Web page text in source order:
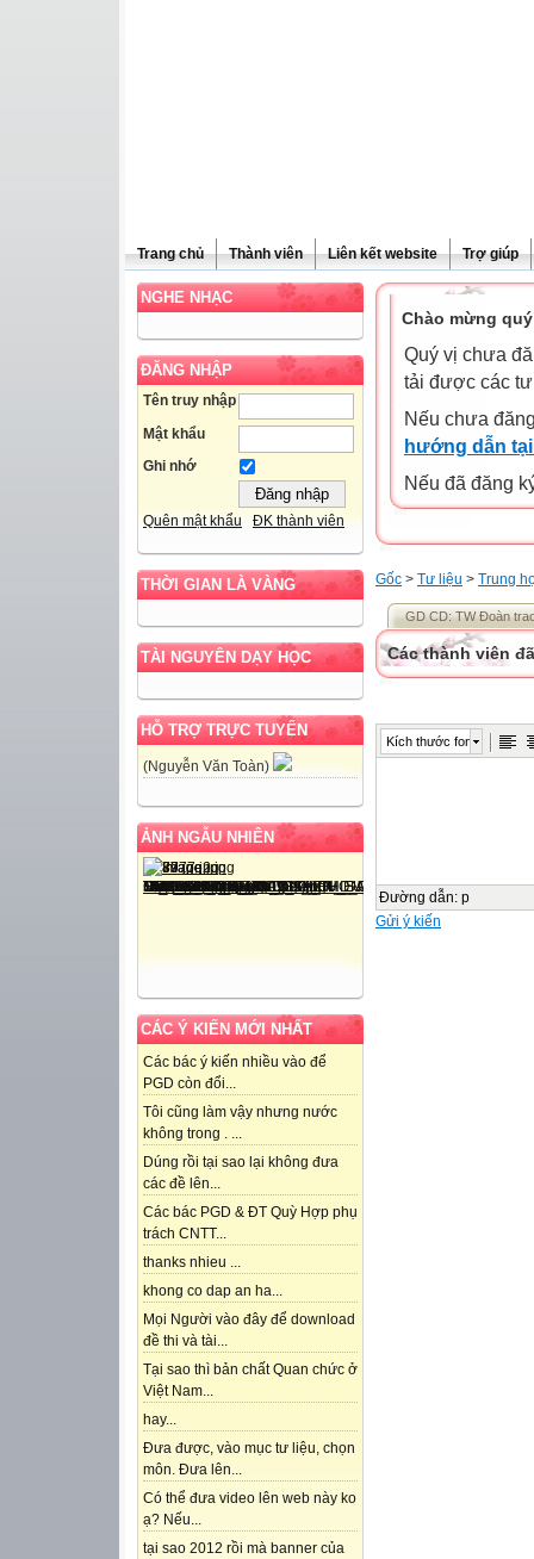
Trang chủ Thành viên Liên kết website Trợ giúp
NGHE NHẠC
ĐĂNG NHẬP
Tên truy nhập
Mật khẩu
Ghi nhớ
Quên mật khẩu ĐK thành viên
THỜI GIAN LÀ VÀNG
TÀI NGUYÊN DẠY HỌC
HỖ TRỢ TRỰC TUYẾN
(Nguyễn Văn Toàn)
ẢNH NGẪU NHIÊN
CÁC Ý KIẾN MỚI NHẤT
Các bác ý kiến nhiều vào để
PGD còn đổi...
Tôi cũng làm vậy nhưng nước
không trong . ...
Dúng rồi tại sao lại không đưa
các đề lên...
Các bác PGD & ĐT Quỳ Hợp phụ
trách CNTT...
thanks nhieu ...
khong co dap an ha...
Mọi Người vào đây để download
đề thi và tài...
Tại sao thì bản chất Quan chức ở
Việt Nam...
hay...
Đưa được, vào mục tư liệu, chọn
môn. Đưa lên...
Có thể đưa video lên web này ko
ạ? Nếu...
tại sao 2012 rồi mà banner của
Chào mừng
Quý vị chưa
tải được các
Nếu chưa
hướng dẫn
Nếu đã đăng
Gốc > Tư liệu > Trung
GD CD: TW Đoàn
Các thành viên
Kích thước font
Đường dẫn: p
Gửi ý kiến